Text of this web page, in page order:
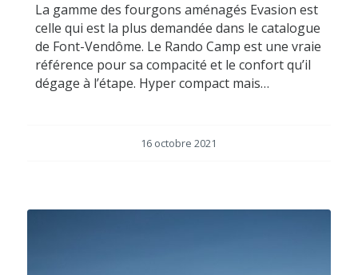
La gamme des fourgons aménagés Evasion est
celle qui est la plus demandée dans le catalogue
de Font-Vendôme. Le Rando Camp est une vraie
référence pour sa compacité et le confort qu’il
dégage à l’étape. Hyper compact mais…
16 octobre 2021